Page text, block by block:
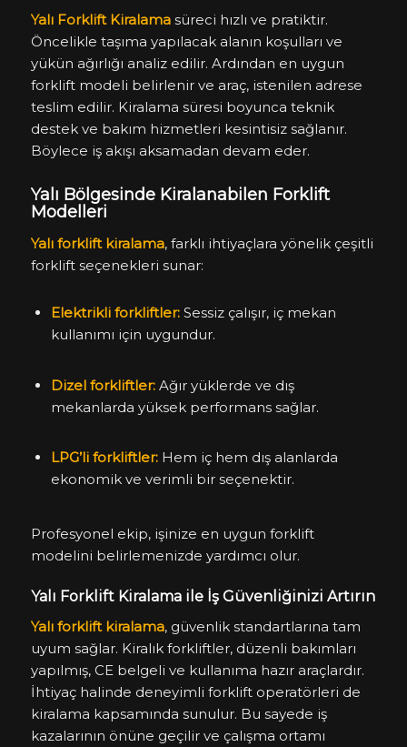
Yalı Forklift Kiralamasüreci hızlı ve pratiktir.
Öncelikle taşıma yapılacak alanın koşulları ve
yükün ağırlığı analiz edilir. Ardından en uygun
forklift modeli belirlenir ve araç, istenilen adrese
teslim edilir. Kiralama süresi boyunca teknik
destek ve bakım hizmetleri kesintisiz sağlanır.
Böylece iş akışı aksamadan devam eder.
Yalı Bölgesinde Kiralanabilen Forklift
Modelleri
Yalı forklift kiralama, farklı ihtiyaçlara yönelik çeşitli
forklift seçenekleri sunar:
Elektrikli forkliftler:Sessiz çalışır, iç mekan
kullanımı için uygundur.
Dizel forkliftler:Ağır yüklerde ve dış
mekanlarda yüksek performans sağlar.
LPG’li forkliftler:Hem iç hem dış alanlarda
ekonomik ve verimli bir seçenektir.
Profesyonel ekip, işinize en uygun forklift
modelini belirlemenizde yardımcı olur.
Yalı Forklift Kiralama ile İş Güvenliğinizi Artırın
Yalı forklift kiralama, güvenlik standartlarına tam
uyum sağlar. Kiralık forkliftler, düzenli bakımları
yapılmış, CE belgeli ve kullanıma hazır araçlardır.
İhtiyaç halinde deneyimli forklift operatörleri de
kiralama kapsamında sunulur. Bu sayede iş
kazalarının önüne geçilir ve çalışma ortamı